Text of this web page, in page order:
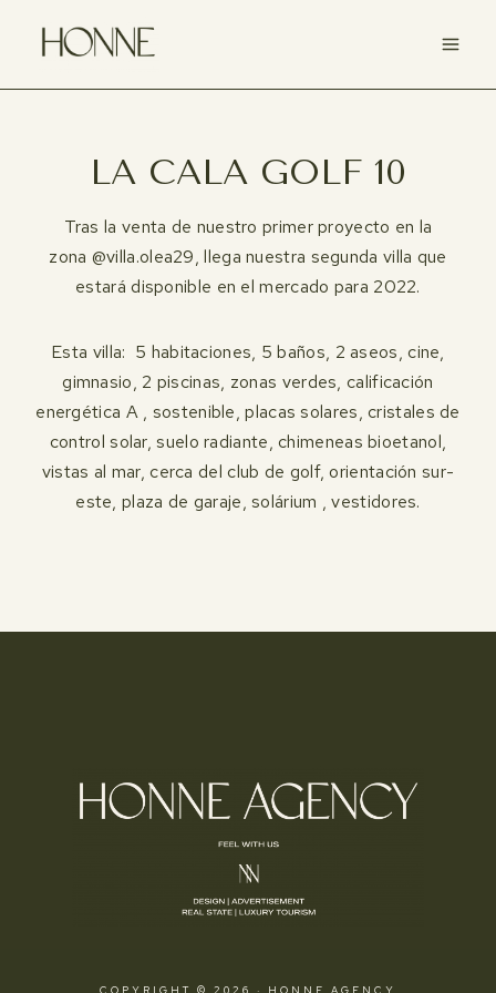
LA CALA GOLF 10
Tras la venta de nuestro primer proyecto en la
zona @villa.olea29, llega nuestra segunda villa que
estará disponible en el mercado para 2022.
Esta villa: 5 habitaciones, 5 baños, 2 aseos, cine,
gimnasio, 2 piscinas, zonas verdes, calificación
energética A , sostenible, placas solares, cristales de
control solar, suelo radiante, chimeneas bioetanol,
vistas al mar, cerca del club de golf, orientación sur-
este, plaza de garaje, solárium , vestidores.
COPYRIGHT © 2026 · HONNE AGENCY